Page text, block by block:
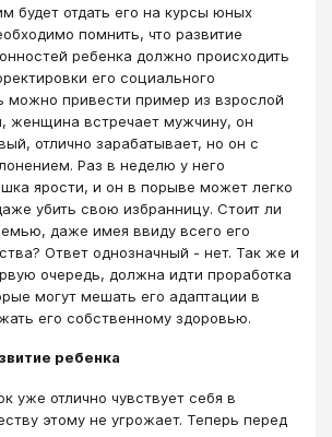
будет отдать его на курсы юных
помнить, что развитие
ребенка должно происходить
его социального
можно привести пример из взрослой
женщина встречает мужчину, он
отлично зарабатывает, но он с
Раз в неделю у него
ярости, и он в порыве может легко
убить свою избранницу. Стоит ли
даже имея ввиду всего его
Ответ однозначный - нет. Так же и
очередь, должна идти проработка
могут мешать его адаптации в
его собственному здоровью.
ребенка
уже отлично чувствует себя в
этому не угрожает. Теперь перед